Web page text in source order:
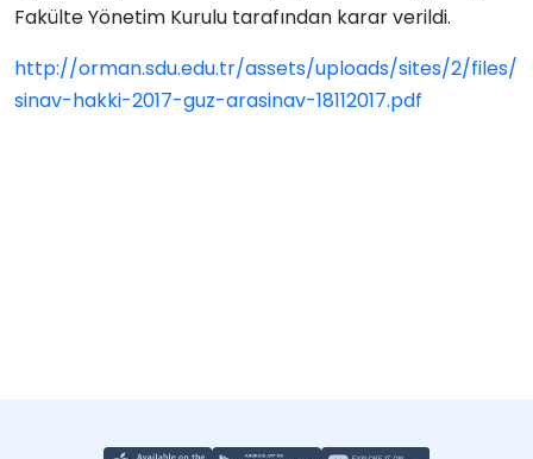
Fakülte Yönetim Kurulu tarafından karar verildi.
http://orman.sdu.edu.tr/assets/uploads/sites/2/files/
sinav-hakki-2017-guz-arasinav-18112017.pdf